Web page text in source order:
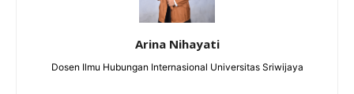
Arina Nihayati
Dosen Ilmu Hubungan Internasional Universitas Sriwijaya